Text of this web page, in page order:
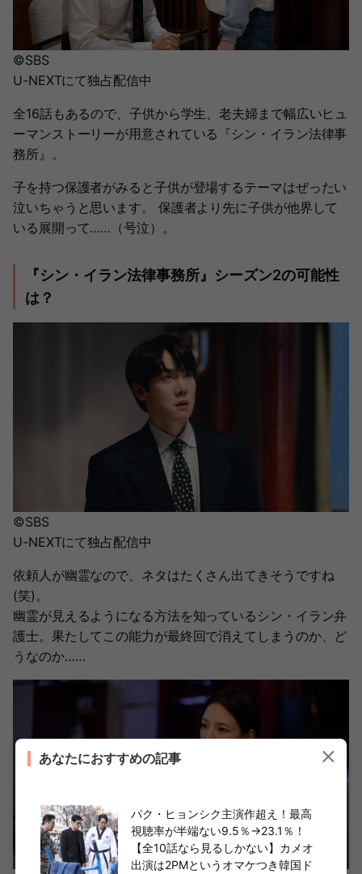
©SBS
U-NEXTにて独占配信中
全16話もあるので、子供から学生、老夫婦まで幅広いヒュ
ーマンストーリーが用意されている『シン・イラン法律事
務所』。
子を持つ保護者がみると子供が登場するテーマはぜったい
泣いちゃうと思います。 保護者より先に子供が他界して
いる展開って……（号泣）。
『シン・イラン法律事務所』シーズン2の可能性
は？
©SBS
U-NEXTにて独占配信中
依頼人が幽霊なので、ネタはたくさん出てきそうですね
(笑)。
幽霊が見えるようになる方法を知っているシン・イラン弁
護士。果たしてこの能力が最終回で消えてしまうのか、ど
うなのか……
あなたにおすすめの記事
パク・ヒョンシク主演作超え！最高
視聴率が半端ない9.5％→23.1％！
【全10話なら見るしかない】カメオ
出演は2PMというオマケつき韓国ド